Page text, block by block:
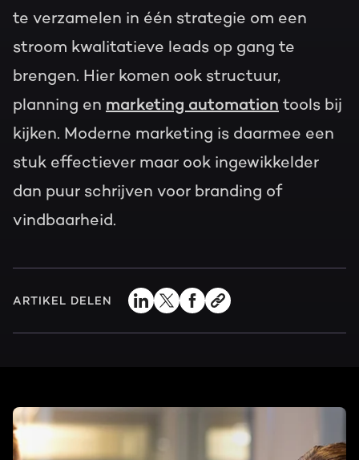
te verzamelen in één strategie om een
stroom kwalitatieve leads op gang te
brengen. Hier komen ook structuur,
planning en marketing automation tools bij
kijken. Moderne marketing is daarmee een
stuk effectiever maar ook ingewikkelder
dan puur schrijven voor branding of
vindbaarheid.
ARTIKEL DELEN